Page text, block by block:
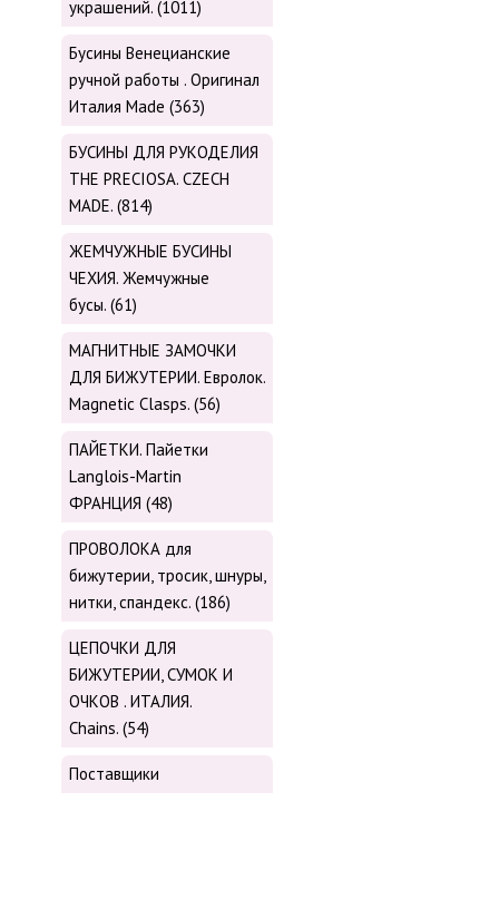
украшений. (1011)
Бусины Венецианские
ручной работы . Оригинал
Италия Made (363)
БУСИНЫ ДЛЯ РУКОДЕЛИЯ
THE PRECIOSA. CZECH
MADE. (814)
ЖЕМЧУЖНЫЕ БУСИНЫ
ЧЕХИЯ. Жемчужные
бусы. (61)
МАГНИТНЫЕ ЗАМОЧКИ
ДЛЯ БИЖУТЕРИИ. Евролок.
Magnetic Сlasps. (56)
ПАЙЕТКИ. Пайетки
Langlois-Martin
ФРАНЦИЯ (48)
ПРОВОЛОКА для
бижутерии, тросик, шнуры,
нитки, cпандекс. (186)
ЦЕПОЧКИ ДЛЯ
БИЖУТЕРИИ, СУМОК И
ОЧКОВ . ИТАЛИЯ.
Chains. (54)
Поставщики